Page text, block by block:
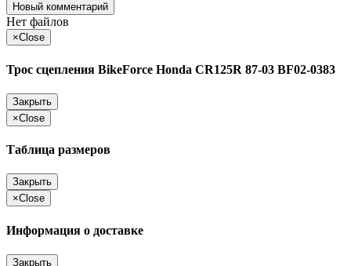
Новый комментарий
Нет файлов
×Close
Трос сцепления BikeForce Honda CR125R 87-03 BF02-0383
Закрыть
×Close
Таблица размеров
Закрыть
×Close
Информация о доставке
Закрыть